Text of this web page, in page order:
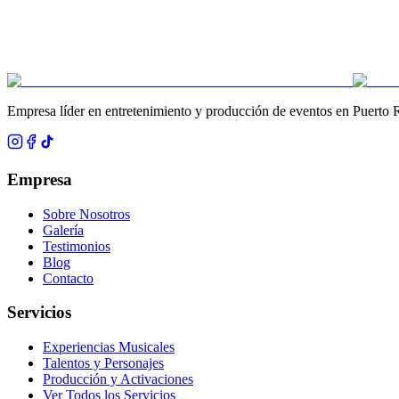
Empresa líder en entretenimiento y producción de eventos en Puerto
Empresa
Sobre Nosotros
Galería
Testimonios
Blog
Contacto
Servicios
Experiencias Musicales
Talentos y Personajes
Producción y Activaciones
Ver Todos los Servicios